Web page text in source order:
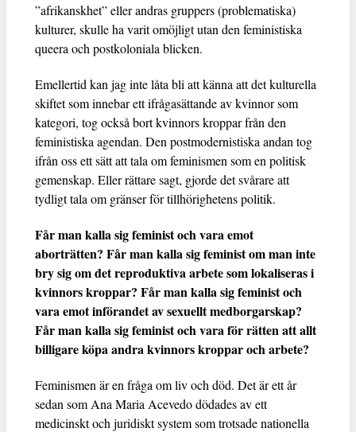
”afrikanskhet” eller andras gruppers (problematiska)
kulturer, skulle ha varit omöjligt utan den feministiska
queera och postkoloniala blicken.
Emellertid kan jag inte låta bli att känna att det kulturella
skiftet som innebar ett ifrågasättande av kvinnor som
kategori, tog också bort kvinnors kroppar från den
feministiska agendan. Den postmodernistiska andan tog
ifrån oss ett sätt att tala om feminismen som en politisk
gemenskap. Eller rättare sagt, gjorde det svårare att
tydligt tala om gränser för tillhörighetens politik.
Får man kalla sig feminist och vara emot
aborträtten? Får man kalla sig feminist om man inte
bry sig om det reproduktiva arbete som lokaliseras i
kvinnors kroppar? Får man kalla sig feminist och
vara emot införandet av sexuellt medborgarskap?
Får man kalla sig feminist och vara för rätten att allt
billigare köpa andra kvinnors kroppar och arbete?
Feminismen är en fråga om liv och död. Det är ett år
sedan som Ana Maria Acevedo dödades av ett
medicinskt och juridiskt system som trotsade nationella